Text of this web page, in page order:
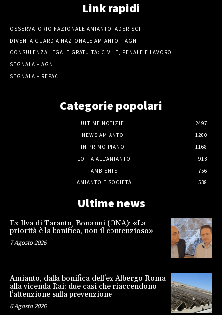
Link rapidi
OSSERVATORIO NAZIONALE AMIANTO: ADERISCI
DIVENTA GUARDIA NAZIONALE AMIANTO – AGN
CONSULENZA LEGALE GRATUITA: CIVILE, PENALE E LAVORO
SEGNALA – AGN
SEGNALA – REPAC
Categorie popolari
ULTIME NOTIZIE
2497
NEWS AMIANTO
1280
IN PRIMO PIANO
1168
LOTTA ALL'AMIANTO
913
AMBIENTE
756
AMIANTO E SOCIETÀ
538
Ultime news
Ex Ilva di Taranto, Bonanni (ONA): «La
priorità è la bonifica, non il contenzioso»
7 Agosto 2026
Amianto, dalla bonifica dell’ex Albergo Roma
alla vicenda Rai: due casi che riaccendono
l’attenzione sulla prevenzione
6 Agosto 2026